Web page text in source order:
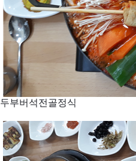
두부버석전골정식